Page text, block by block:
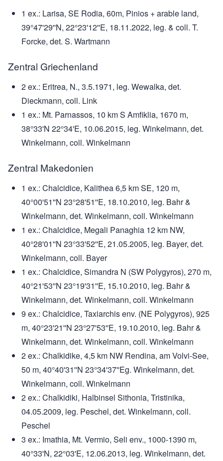
1 ex.: Larisa, SE Rodia, 60m, Pinios + arable land,
39°47'29''N, 22°23'12''E, 18.11.2022, leg. & coll. T.
Forcke, det. S. Wartmann
Zentral Griechenland
2 ex.: Eritrea, N., 3.5.1971, leg. Wewalka, det.
Dieckmann, coll. Link
1 ex.: Mt. Parnassos, 10 km S Amfiklia, 1670 m,
38°33'N 22°34'E, 10.06.2015, leg. Winkelmann, det.
Winkelmann, coll. Winkelmann
Zentral Makedonien
1 ex.: Chalcidice, Kalithea 6,5 km SE, 120 m,
40°00'51''N 23°28'51''E, 18.10.2010, leg. Bahr &
Winkelmann, det. Winkelmann, coll. Winkelmann
1 ex.: Chalcidice, Megali Panaghia 12 km NW,
40°28'01''N 23°33'52''E, 21.05.2005, leg. Bayer, det.
Winkelmann, coll. Bayer
1 ex.: Chalcidice, Simandra N (SW Polygyros), 270 m,
40°21'53''N 23°19'31''E, 15.10.2010, leg. Bahr &
Winkelmann, det. Winkelmann, coll. Winkelmann
9 ex.: Chalcidice, Taxiarchis env. (NE Polygyros), 925
m, 40°23'21''N 23°27'53''E, 19.10.2010, leg. Bahr &
Winkelmann, det. Winkelmann, coll. Winkelmann
2 ex.: Chalkidike, 4,5 km NW Rendina, am Volvi-See,
50 m, 40°40'31''N 23°34'37''Eg. Winkelmann, det.
Winkelmann, coll. Winkelmann
2 ex.: Chalkidiki, Halbinsel Sithonia, Tristinika,
04.05.2009, leg. Peschel, det. Winkelmann, coll.
Peschel
3 ex.: Imathia, Mt. Vermio, Seli env., 1000-1390 m,
40°33'N, 22°03'E, 12.06.2013, leg. Winkelmann, det.